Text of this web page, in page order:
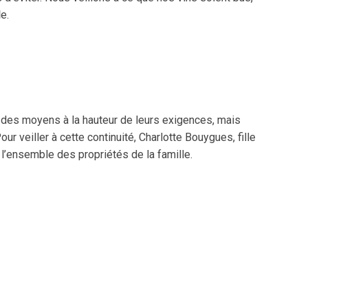
moyens à la hauteur de leurs exigences, mais
veiller à cette continuité, Charlotte Bouygues, fille
des propriétés de la famille.